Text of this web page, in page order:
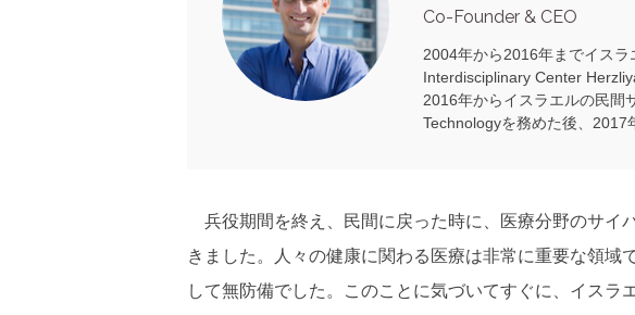
Co-Founder & CEO
2004年から2016年までイス
Interdisciplinary Center
2016年からイスラエルの民間
Technologyを務めた後、2017
兵役期間を終え、民間に戻った時に、医療分野のサイ
きました。人々の健康に関わる医療は非常に重要な領域
して無防備でした。このことに気づいてすぐに、イスラ